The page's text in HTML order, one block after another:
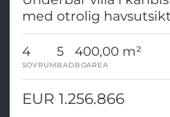
med otrolig havsutsikt
4
SOVRUM
5
BAD
400,00 m²
BOAREA
EUR 1.256.866